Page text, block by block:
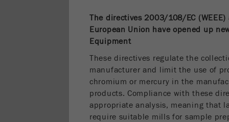
The directives 2003/108/EC
European Union have opened up
Equipment
These directives regulate the
manufacturer and limit the use of
chromium or mercury in the
products. Compliance with these
appropriate analysis, meaning that
require suitable mills for sample